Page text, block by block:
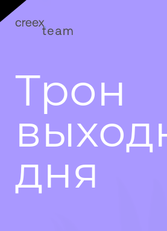
ГЛАВНАЯ
ГЛАВНАЯ
ПРОЕКТЫ
ПРОЕКТЫ
Трон
дня